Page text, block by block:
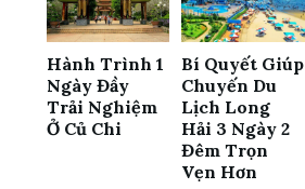
Hành Trình 1
Ngày Đầy
Trải Nghiệm
Ở Củ Chi
Bí Quyết Giúp
Chuyến Du
Lịch Long
Hải 3 Ngày 2
Đêm Trọn
Vẹn Hơn